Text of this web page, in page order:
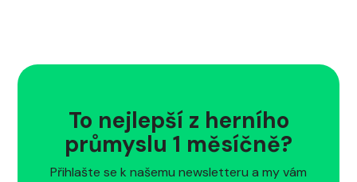
To nejlepší z herního
průmyslu 1 měsíčně?
Přihlašte se k našemu newsletteru a my vám